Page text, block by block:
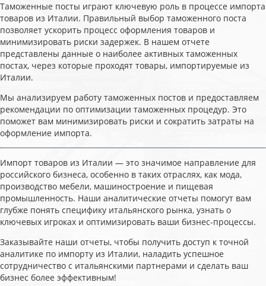
Таможенные посты играют ключевую роль в процессе импорта
товаров из Италии. Правильный выбор таможенного поста
позволяет ускорить процесс оформления товаров и
минимизировать риски задержек. В нашем отчете
представлены данные о наиболее активных таможенных
постах, через которые проходят товары, импортируемые из
Италии.
Мы анализируем работу таможенных постов и предоставляем
рекомендации по оптимизации таможенных процедур. Это
поможет вам минимизировать риски и сократить затраты на
оформление импорта.
Импорт товаров из Италии — это значимое направление для
российского бизнеса, особенно в таких отраслях, как мода,
производство мебели, машиностроение и пищевая
промышленность. Наши аналитические отчеты помогут вам
глубже понять специфику итальянского рынка, узнать о
ключевых игроках и оптимизировать ваши бизнес-процессы.
Заказывайте наши отчеты, чтобы получить доступ к точной
аналитике по импорту из Италии, наладить успешное
сотрудничество с итальянскими партнерами и сделать ваш
бизнес более эффективным!